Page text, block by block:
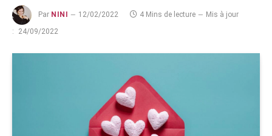
Par NINI 12/02/2022 4 Mins de lecture
Mis à jour
:
24/09/2022